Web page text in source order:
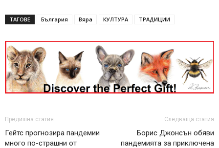
ТАГОВЕ България Вяра КУЛТУРА ТРАДИЦИИ
Предишна статия
Гейтс прогнозира пандемии
много по-страшни от
Следваща статия
Борис Джонсън обяви
пандемията за приключена